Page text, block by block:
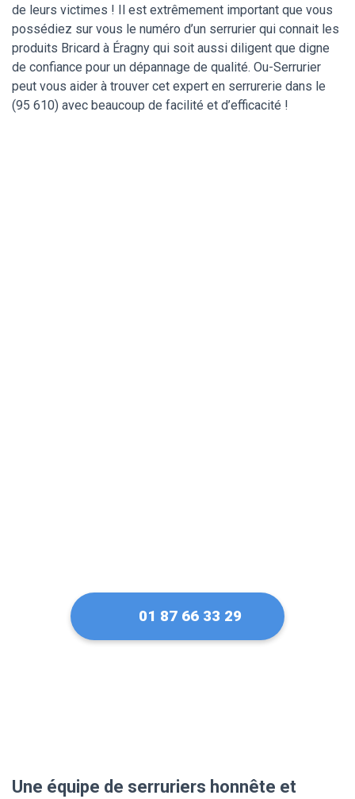
de leurs victimes ! Il est extrêmement important que vous
possédiez sur vous le numéro d’un serrurier qui connait les
produits Bricard à Éragny qui soit aussi diligent que digne
de confiance pour un dépannage de qualité. Ou-Serrurier
peut vous aider à trouver cet expert en serrurerie dans le
(95 610) avec beaucoup de facilité et d’efficacité !
01 87 66 33 29
Une équipe de serruriers honnête et